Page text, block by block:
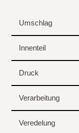
Umschlag
Innenteil
Druck
Verarbeitung
Veredelung